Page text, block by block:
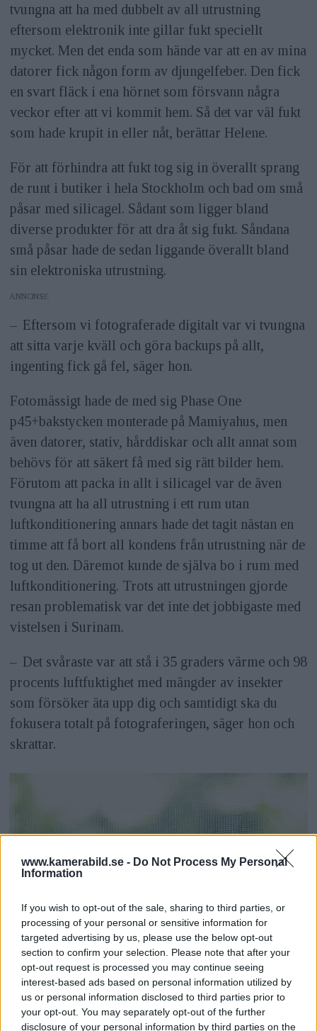
www.kamerabild.se - Do Not Process My Personal
Information
If you wish to opt-out of the sale, sharing to third parties, or
processing of your personal or sensitive information for
targeted advertising by us, please use the below opt-out
section to confirm your selection. Please note that after your
opt-out request is processed you may continue seeing
interest-based ads based on personal information utilized by
us or personal information disclosed to third parties prior to
your opt-out. You may separately opt-out of the further
disclosure of your personal information by third parties on the
tvungna att ha med dubbelt av all utrustning
eftersom elektronik inte gillar fukt speciellt
mycket. Men det enda som hände var att en av mina
datorer fick någon form av djungelfeber. Den fick
en svart fläck i ena hörnet som försvann några
veckor efter att vi kommit hem. Så det var väl fukt
som hade krupit in eller nåt, berättar Helene.
För att förhindra att fukt tog sig in överallt sprang
de runt i butiker i hela Stockholm och bad om små
påsar med silicagel. Sådant som ligger bland
diverse produkter för att dra åt sig fukt. Såndana
små påsar hade de sedan liggande överallt bland
sin elektroniska utrustning.
ANNONS
– Eftersom vi fotograferade digitalt var vi tvungna
att sitta varje kväll och göra backups på allt,
ingenting fick gå fel, säger hon.
Fotomässigt hade de med sig Phase One
p45+bakstycken monterade på Mamiyahus, men
även datorer, stativ, hårddiskar och allt annat som
behövs för att säkert få med sig rätt bilder hem.
Förutom att packa in allt i silicagel var de även
tvungna att ha all utrustning i ett rum utan
luftkonditionering annars hade det tagit nästan en
timme att få bort all kondens från utrustning när de
tog ut den. Däremot kunde de själva bo i rum med
luftkonditionering. Trots att utrustningen gjorde
resan problematisk var det inte det jobbigaste med
vistelsen i Surinam.
– Det svåraste var att stå i 35 graders värme och 98
procents luftfuktighet med mängder av insekter
som försöker äta upp dig och samtidigt ska du
fokusera totalt på fotograferingen, säger hon och
skrattar.